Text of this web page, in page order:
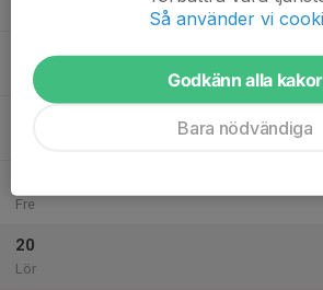
Ons
Fre
20
Lör
Så använder vi
Godkänn alla kakor
Bara nödvändiga